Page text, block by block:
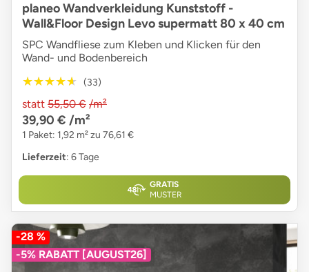
planeo Wandverkleidung Kunststoff -
Wall&Floor Design Levo supermatt 80 x 40 cm
SPC Wandfliese zum Kleben und Klicken für den
Wand- und Bodenbereich
★★★★★
★★★★★ (33)
statt 55,50 € /m²
39,90 € /m²
1 Paket: 1,92 m² zu 76,61 €
Lieferzeit: 6 Tage
GRATIS
MUSTER
-28 %
-5% RABATT [AUGUST26]